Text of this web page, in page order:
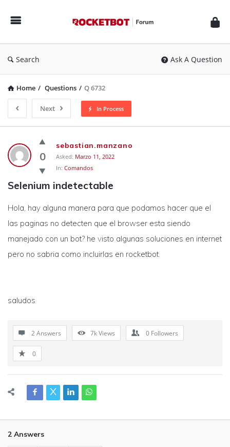
Forum
Search Ask A Question
Home / Questions / Q 6732
Next In Process
Rocketbot
Forum
Latest
Questions
0
sebastian.manzano
Asked: Marzo 11, 2022
In: Comandos
Selenium indetectable
Hola, hay alguna manera para que podamos hacer que el
las paginas no detecten que el browser esta siendo
manejado con un bot? he visto algunas soluciones en internet
pero no sabria como incluirlas en rocketbot.
saludos
2 Answers 7kViews 0 Followers
0
2 Answers